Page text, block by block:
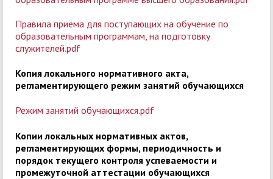
Правила приёма для поступающих на обучение по
образовательным программам, на подготовку
служителей.pdf
Копия локального нормативного акта,
регламентирующего режим занятий обучающихся
Режим занятий обучающихся.pdf
Копии локальных нормативных актов,
регламентирующих формы, периодичность и
порядок текущего контроля успеваемости и
промежуточной аттестации обучающихся